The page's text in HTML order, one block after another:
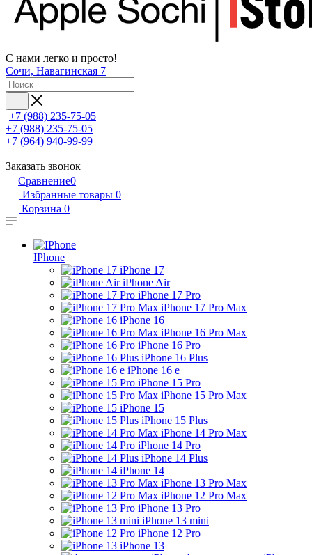
С нами легко и просто!
Сочи, Навагинская 7
+7 (988) 235-75-05
+7 (988) 235-75-05
+7 (964) 940-99-99
Заказать звонок
Сравнение0
Избранные товары 0
Корзина 0
IPhone
iPhone 17
iPhone Air
iPhone 17 Pro
iPhone 17 Pro Max
iPhone 16
iPhone 16 Pro Max
iPhone 16 Pro
iPhone 16 Plus
iPhone 16 e
iPhone 15 Pro
iPhone 15 Pro Max
iPhone 15
iPhone 15 Plus
iPhone 14 Pro Max
iPhone 14 Pro
iPhone 14 Plus
iPhone 14
iPhone 13 Pro Max
iPhone 12 Pro Max
iPhone 13 Pro
iPhone 13 mini
iPhone 12 Pro
iPhone 13